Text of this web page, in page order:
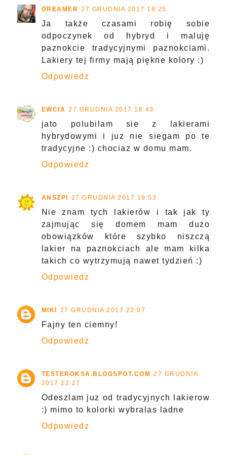
DREAMER 27 GRUDNIA 2017 18:25
Ja także czasami robię sobie
odpoczynek od hybryd i maluję
paznokcie tradycyjnymi paznokciami.
Lakiery tej firmy mają piękne kolory :)
Odpowiedz
EWCIA 27 GRUDNIA 2017 18:43
jato polubilam sie z lakierami
hybrydowymi i juz nie siegam po te
tradycyjne :) chociaz w domu mam.
Odpowiedz
ANSZPI 27 GRUDNIA 2017 19:53
Nie znam tych lakierów i tak jak ty
zajmując się domem mam dużo
obowiązków które szybko niszczą
lakier na paznokciach ale mam kilka
takich co wytrzymują nawet tydzień :)
Odpowiedz
MIKI 27 GRUDNIA 2017 22:07
Fajny ten ciemny!
Odpowiedz
TESTEROKSA.BLOGSPOT.COM
27 GRUDNIA
2017 22:27
Odeszlam juz od tradycyjnych lakierow
:) mimo to kolorki wybralas ladne
Odpowiedz